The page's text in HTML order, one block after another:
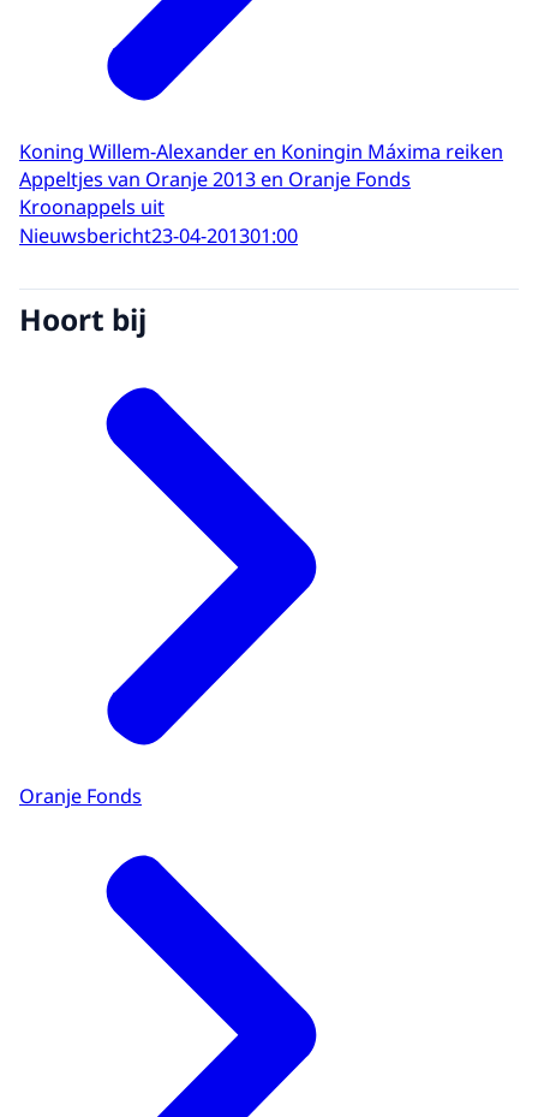
Koning Willem-Alexander en Koningin Máxima reiken
Appeltjes van Oranje 2013 en Oranje Fonds
Kroonappels uit
Nieuwsbericht23-04-201301:00
Hoort bij
Oranje Fonds